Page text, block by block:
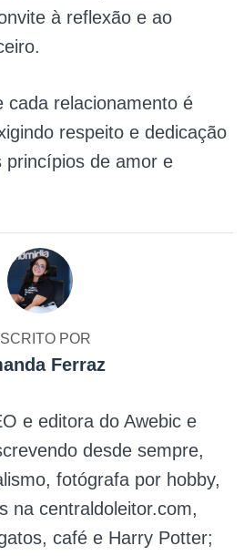
à reflexão e ao
cada relacionamento é
respeito e dedicação
princípios de amor e
POR
Ferraz
e editora do Awebic e
desde sempre,
fotógrafa por hobby,
na centraldoleitor.com,
café e Harry Potter;